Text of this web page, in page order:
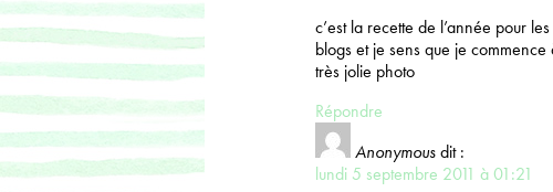
c’est la recette de l’année pour
blogs et je sens que je
très jolie photo
Répondre
Anonymous dit :
lundi 5 septembre 2011 à 01:21